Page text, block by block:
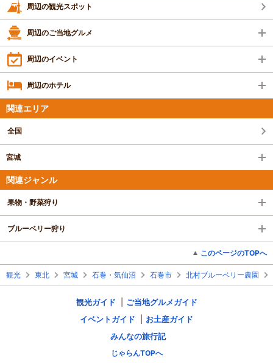
周辺の観光スポット
周辺のご当地グルメ
周辺のイベント
周辺のホテル
関連エリア
全国
宮城
関連ジャンル
果物・野菜狩り
ブルーベリー狩り
このページのTOPへ
観光 東北 宮城 石巻・気仙沼 石巻市 北村ブルーベリー農園
観光ガイド
ご当地グルメガイド
イベントガイド
お土産ガイド
みんなの旅行記
じゃらんTOPへ